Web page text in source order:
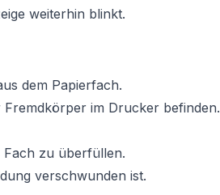
weiterhin blinkt.
dem Papierfach.
im Drucker befinden.
Fach zu überfüllen.
verschwunden ist.